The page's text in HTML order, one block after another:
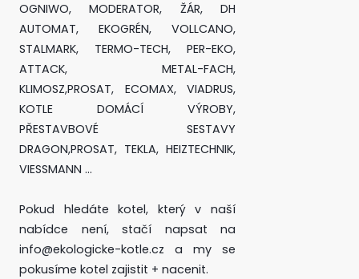
OGNIWO, MODERATOR, ŽÁR, DH
AUTOMAT, EKOGRÉN, VOLLCANO,
STALMARK, TERMO-TECH, PER-EKO,
ATTACK, METAL-FACH,
KLIMOSZ,PROSAT, ECOMAX, VIADRUS,
KOTLE DOMÁCÍ VÝROBY,
PŘESTAVBOVÉ SESTAVY
DRAGON,PROSAT, TEKLA, HEIZTECHNIK,
VIESSMANN ...
Pokud hledáte kotel, který v naší
nabídce není, stačí napsat na
info@ekologicke-kotle.cz a my se
pokusíme kotel zajistit + nacenit.